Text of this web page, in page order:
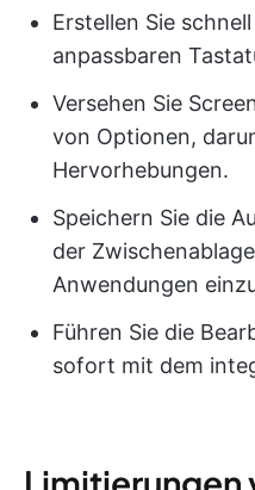
Erstellen Sie
anpassbaren
Versehen Sie
von Optionen,
Hervorhebungen.
Speichern Sie die
der
Anwendungen
Führen Sie die
sofort mit dem